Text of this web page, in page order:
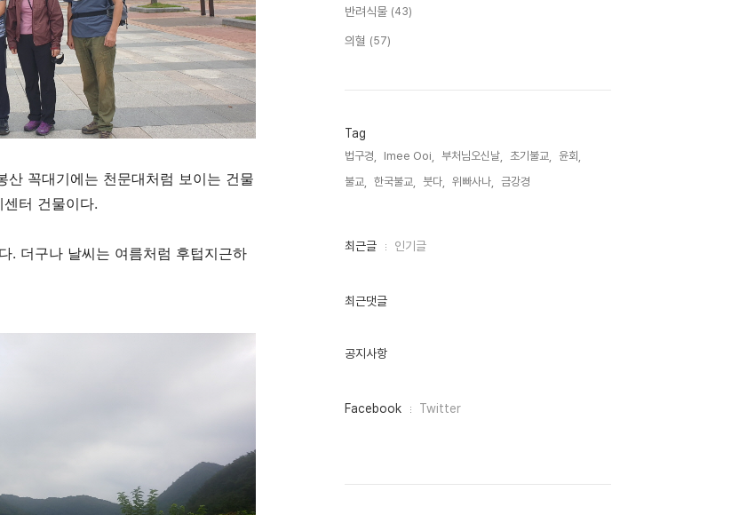
산 꼭대기에는 천문대처럼 보이는 건물
터 건물이다.
. 더구나 날씨는 여름처럼 후텁지근하
반려식물 (43)
의혈 (57)
Tag
법구경, Imee Ooi, 부처님오신날, 초기불교,
윤회,
불교,
한국불교, 붓다, 위빠사나, 금강경,
최
인
최근글 인기글
최근댓글
공지사항
페
Facebook Twitter